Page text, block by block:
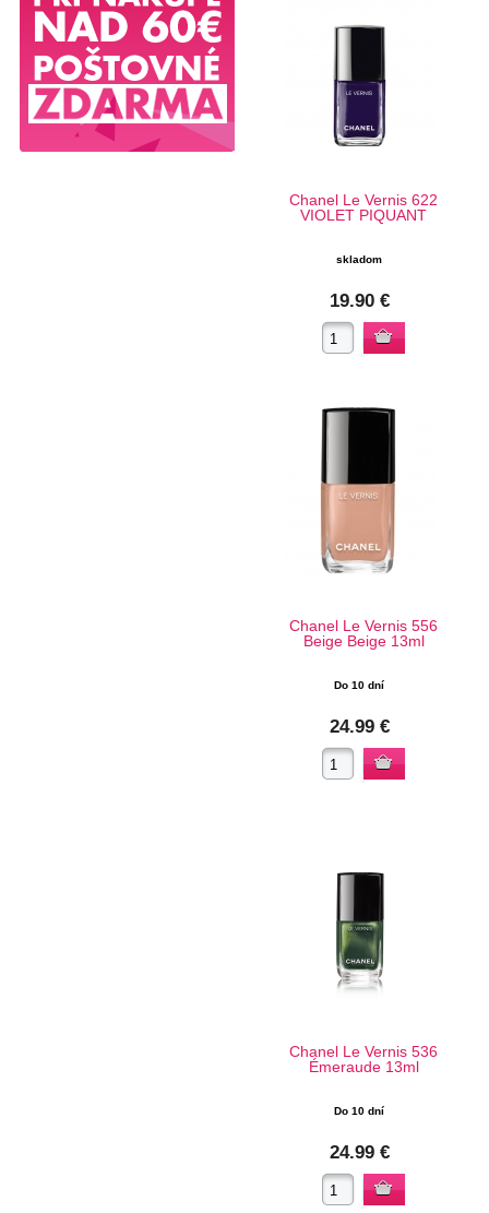
Chanel Le Vernis 622
VIOLET PIQUANT
skladom
19.90 €
Chanel Le Vernis 556
Beige Beige 13ml
Do 10 dní
24.99 €
Chanel Le Vernis 536
Émeraude 13ml
Do 10 dní
24.99 €